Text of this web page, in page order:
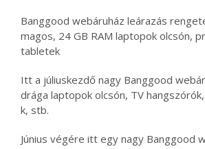
Banggood webáruház leárazás
magos, 24 GB RAM laptopok olcsón,
tabletek
Itt a júliuskezdő nagy Banggood
drága laptopok olcsón, TV
k, stb.
Június végére itt egy nagy Banggood